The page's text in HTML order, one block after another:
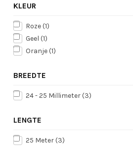
KLEUR
Roze (1)
Geel (1)
Oranje (1)
BREEDTE
24 - 25 Millimeter (3)
LENGTE
25 Meter (3)